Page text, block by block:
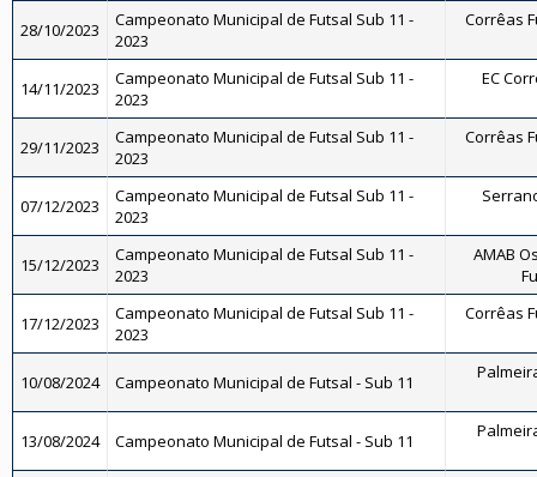
28/10/2023
Campeonato Municipal de Futsal Sub 11 -
2023
Corrêas
14/11/2023
Campeonato Municipal de Futsal Sub 11 -
2023
EC
29/11/2023
Campeonato Municipal de Futsal Sub 11 -
2023
Corrêas
07/12/2023
Campeonato Municipal de Futsal Sub 11 -
2023
15/12/2023
Campeonato Municipal de Futsal Sub 11 -
2023
AMAB
17/12/2023
Campeonato Municipal de Futsal Sub 11 -
2023
Corrêas
10/08/2024 Campeonato Municipal de Futsal - Sub 11
13/08/2024 Campeonato Municipal de Futsal - Sub 11